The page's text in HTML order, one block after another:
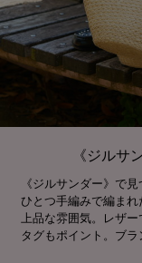
《ジルサ
《ジルサンダー》で
ひとつ手編みで編まれ
上品な雰囲気。レザ
タグもポイント。ブ